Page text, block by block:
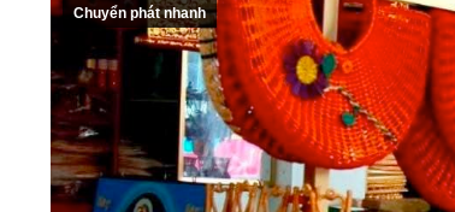
Chuyển phát nhanh